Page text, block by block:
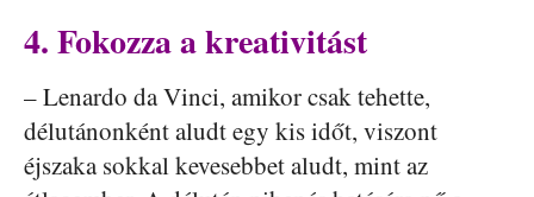
4. Fokozza a kreativitást
– Lenardo da Vinci, amikor csak tehette,
délutánonként aludt egy kis időt, viszont
éjszaka sokkal kevesebbet aludt, mint az